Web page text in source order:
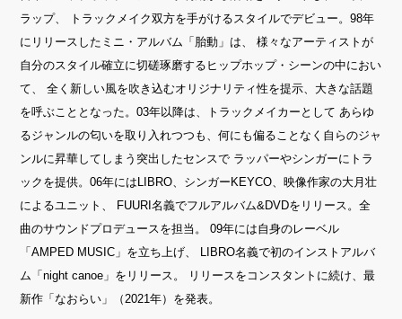
ラップ、 トラックメイク双方を手がけるスタイルでデビュー。98年
にリリースしたミニ・アルバム「胎動」は、 様々なアーティストが
自分のスタイル確立に切磋琢磨するヒップホップ・シーンの中におい
て、 全く新しい風を吹き込むオリジナリティ性を提示、大きな話題
を呼ぶこととなった。03年以降は、トラックメイカーとして あらゆ
るジャンルの匂いを取り入れつつも、何にも偏ることなく自らのジャ
ンルに昇華してしまう突出したセンスで ラッパーやシンガーにトラ
ックを提供。06年にはLIBRO、シンガーKEYCO、映像作家の大月壮
によるユニット、 FUURI名義でフルアルバム&DVDをリリース。全
曲のサウンドプロデュースを担当。 09年には自身のレーベル
「AMPED MUSIC」を立ち上げ、 LIBRO名義で初のインストアルバ
ム「night canoe」をリリース。 リリースをコンスタントに続け、最
新作「なおらい」（2021年）を発表。